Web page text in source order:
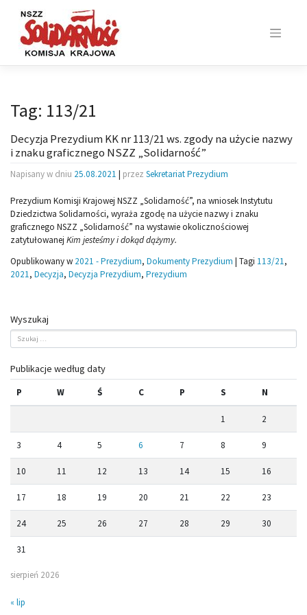
content
Tag: 113/21
Decyzja Prezydium KK nr 113/21 ws. zgody na użycie nazwy
i znaku graficznego NSZZ „Solidarność”
Napisany w dniu 25.08.2021 | przez Sekretariat Prezydium
Prezydium Komisji Krajowej NSZZ „Solidarność”, na wniosek Instytutu
Dziedzictwa Solidarności, wyraża zgodę na użycie nazwy i znaku
graficznego NSZZ „Solidarność” na wystawie okolicznościowej
zatytułowanej Kim jesteśmy i dokąd dążymy.
Opublikowany w 2021 - Prezydium, Dokumenty Prezydium | Tagi 113/21,
2021, Decyzja, Decyzja Prezydium, Prezydium
Wyszukaj
Publikacje według daty
sierpień 2026
P W Ś C P S N
1 2
3 4 5 6 7 8 9
10 11 12 13 14 15 16
17 18 19 20 21 22 23
24 25 26 27 28 29 30
31
« lip